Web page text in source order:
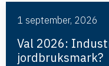
1 september, 2026
Val 2026:
jordbruksmark?